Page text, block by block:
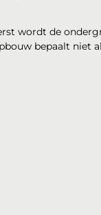
wordt de
bepaalt niet